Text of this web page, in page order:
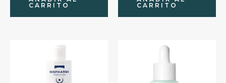
CARRITO
CARRITO